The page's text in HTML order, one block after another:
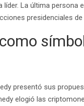
La última persona
presidenciales de
presentó sus
elogió las